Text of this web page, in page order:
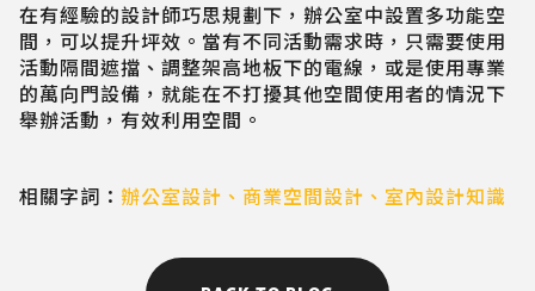
在有經驗的設計師巧思規劃下，辦公室中設置多功能空
間，可以提升坪效。當有不同活動需求時，只需要使用
活動隔間遮擋、調整架高地板下的電線，或是使用專業
的萬向門設備，就能在不打擾其他空間使用者的情況下
舉辦活動，有效利用空間。
相關字詞： 辦公室設計 、 商業空間設計 、 室內設計知識